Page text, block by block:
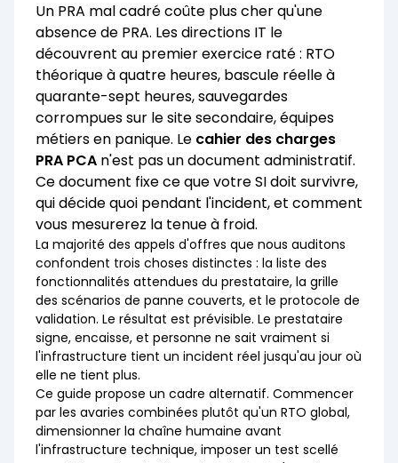
Un PRA mal cadré coûte plus cher qu'une
absence de PRA. Les directions IT le
découvrent au premier exercice raté : RTO
théorique à quatre heures, bascule réelle à
quarante-sept heures, sauvegardes
corrompues sur le site secondaire, équipes
métiers en panique. Le cahier des charges
PRA PCA n'est pas un document administratif.
Ce document fixe ce que votre SI doit survivre,
qui décide quoi pendant l'incident, et comment
vous mesurerez la tenue à froid.
La majorité des appels d'offres que nous auditons
confondent trois choses distinctes : la liste des
fonctionnalités attendues du prestataire, la grille
des scénarios de panne couverts, et le protocole de
validation. Le résultat est prévisible. Le prestataire
signe, encaisse, et personne ne sait vraiment si
l'infrastructure tient un incident réel jusqu'au jour où
elle ne tient plus.
Ce guide propose un cadre alternatif. Commencer
par les avaries combinées plutôt qu'un RTO global,
dimensionner la chaîne humaine avant
l'infrastructure technique, imposer un test scellé